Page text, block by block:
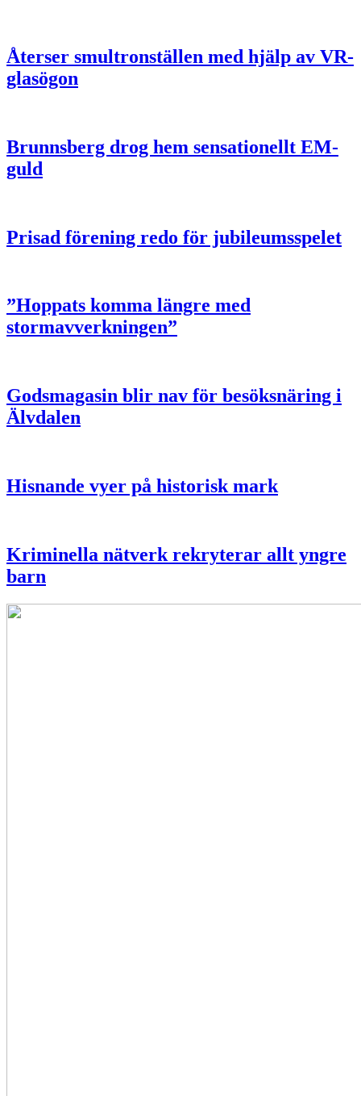
Återser smultronställen med hjälp av VR-
glasögon
Brunnsberg drog hem sensationellt EM-
guld
Prisad förening redo för jubileumsspelet
”Hoppats komma längre med
stormavverkningen”
Godsmagasin blir nav för besöksnäring i
Älvdalen
Hisnande vyer på historisk mark
Kriminella nätverk rekryterar allt yngre
barn